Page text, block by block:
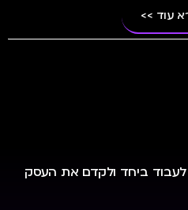
לעבוד ביחד ולקדם את העסק